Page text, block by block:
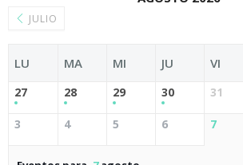
JULIO
LU MA MI JU VI
27 28 29 30 31
3 4 5 6 7